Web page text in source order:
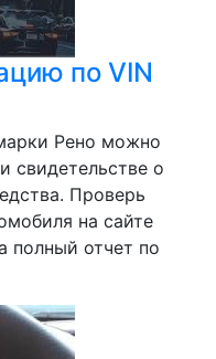
по VIN
Рено можно
свидетельстве о
Проверь
на сайте
полный отчет по